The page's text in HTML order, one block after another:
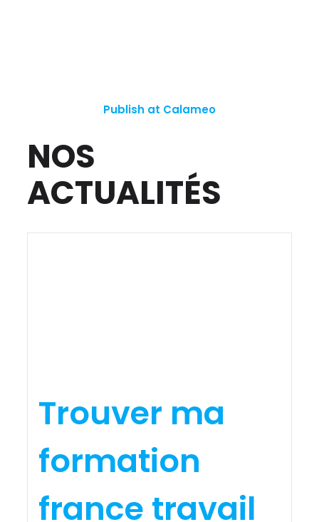
Publish at Calameo
NOS
ACTUALITÉS
Trouver ma
formation
france travail